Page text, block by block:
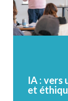
IA : vers
et